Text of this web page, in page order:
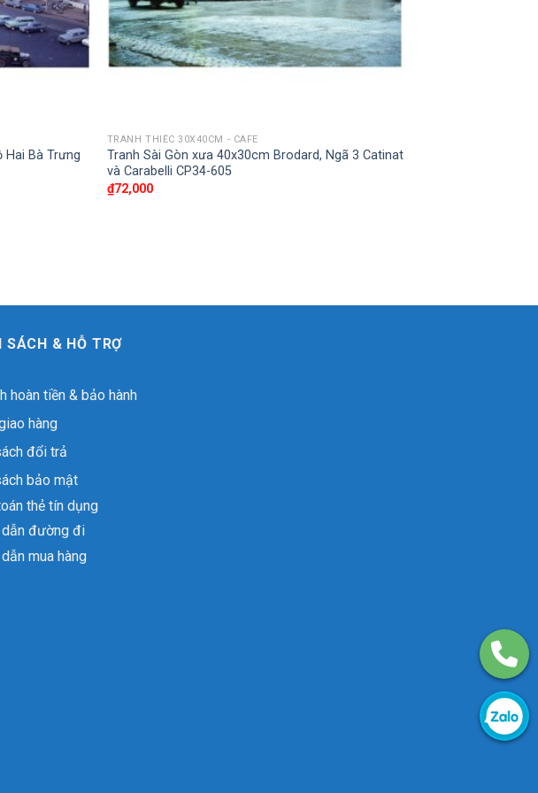
Hai Bà Trưng
TRANH THIẾC 30X40CM - CAFE
Tranh Sài Gòn xưa 40x30cm Brodard, Ngã 3 Catinat
và Carabelli CP34-605
₫72,000
SÁCH & HỖ TRỢ
hoàn tiền & bảo hành
hàng
đổi trả
bảo mật
thẻ tín dụng
đường đi
mua hàng